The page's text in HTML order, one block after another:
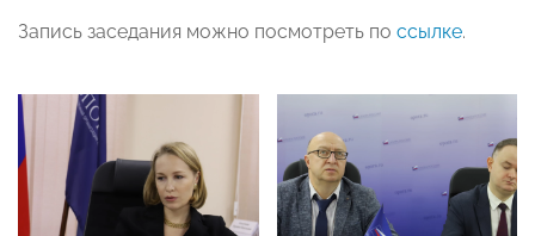
Запись заседания можно посмотреть по ссылке.